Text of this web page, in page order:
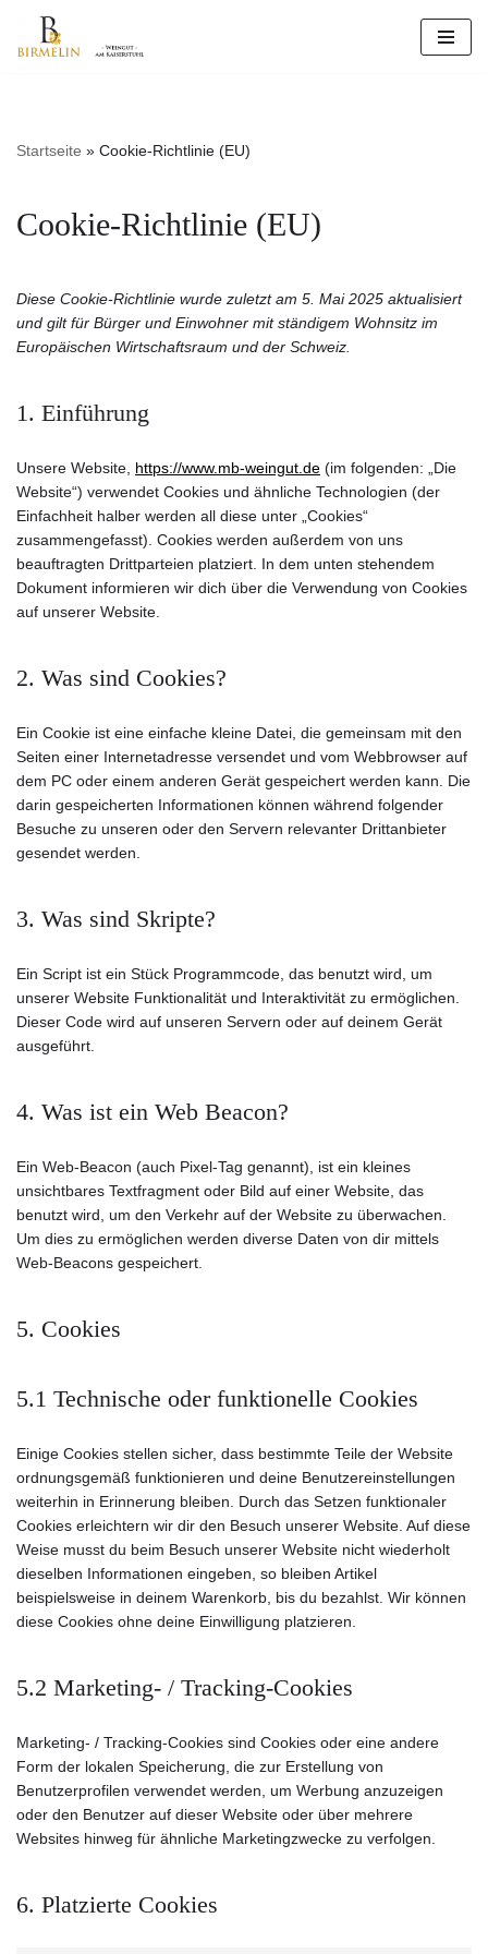
Zum
Startseite » Cookie-Richtlinie (EU)
Cookie-Richtlinie (EU)
Diese Cookie-Richtlinie wurde zuletzt am 5. Mai 2025 aktualisiert
und gilt für Bürger und Einwohner mit ständigem Wohnsitz im
Europäischen Wirtschaftsraum und der Schweiz.
1. Einführung
Unsere Website, https://www.mb-weingut.de (im folgenden: „Die
Website“) verwendet Cookies und ähnliche Technologien (der
Einfachheit halber werden all diese unter „Cookies“
zusammengefasst). Cookies werden außerdem von uns
beauftragten Drittparteien platziert. In dem unten stehendem
Dokument informieren wir dich über die Verwendung von Cookies
auf unserer Website.
2. Was sind Cookies?
Ein Cookie ist eine einfache kleine Datei, die gemeinsam mit den
Seiten einer Internetadresse versendet und vom Webbrowser auf
dem PC oder einem anderen Gerät gespeichert werden kann. Die
darin gespeicherten Informationen können während folgender
Besuche zu unseren oder den Servern relevanter Drittanbieter
gesendet werden.
3. Was sind Skripte?
Ein Script ist ein Stück Programmcode, das benutzt wird, um
unserer Website Funktionalität und Interaktivität zu ermöglichen.
Dieser Code wird auf unseren Servern oder auf deinem Gerät
ausgeführt.
4. Was ist ein Web Beacon?
Ein Web-Beacon (auch Pixel-Tag genannt), ist ein kleines
unsichtbares Textfragment oder Bild auf einer Website, das
benutzt wird, um den Verkehr auf der Website zu überwachen.
Um dies zu ermöglichen werden diverse Daten von dir mittels
Web-Beacons gespeichert.
5. Cookies
5.1 Technische oder funktionelle Cookies
Einige Cookies stellen sicher, dass bestimmte Teile der Website
ordnungsgemäß funktionieren und deine Benutzereinstellungen
weiterhin in Erinnerung bleiben. Durch das Setzen funktionaler
Cookies erleichtern wir dir den Besuch unserer Website. Auf diese
Weise musst du beim Besuch unserer Website nicht wiederholt
dieselben Informationen eingeben, so bleiben Artikel
beispielsweise in deinem Warenkorb, bis du bezahlst. Wir können
diese Cookies ohne deine Einwilligung platzieren.
5.2 Marketing- / Tracking-Cookies
Marketing- / Tracking-Cookies sind Cookies oder eine andere
Form der lokalen Speicherung, die zur Erstellung von
Benutzerprofilen verwendet werden, um Werbung anzuzeigen
oder den Benutzer auf dieser Website oder über mehrere
Websites hinweg für ähnliche Marketingzwecke zu verfolgen.
6. Platzierte Cookies